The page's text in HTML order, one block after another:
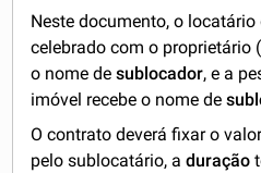
Neste documento, o
celebrado com o proprietário
o nome desublocador, e a
imóvel recebe o nome de
O contrato deverá fixar o
pelo sublocatário, aduração